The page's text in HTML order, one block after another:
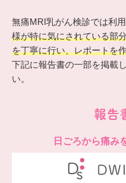
無痛MRI乳がん検診では利
様が特に気にされている部
を丁寧に行い、レポートを
下記に報告書の一部を掲載
い。
報告
日ごろから痛み